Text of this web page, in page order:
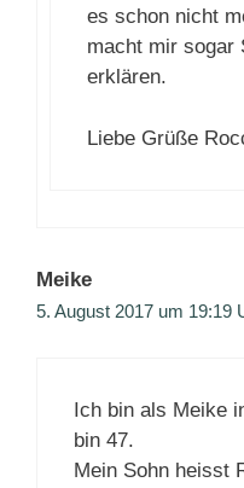
es schon nicht
macht mir sogar
erklären.
Liebe Grüße
Meike
5. August 2017 um 19:19
Ich bin als Meike
bin 47.
Mein Sohn heisst